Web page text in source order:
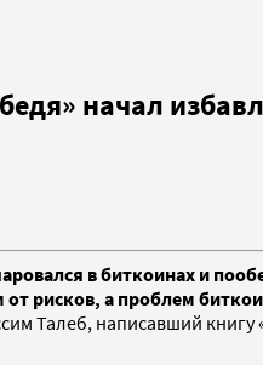
начал
в биткоинах и
рисков, а проблем
Талеб, написавший